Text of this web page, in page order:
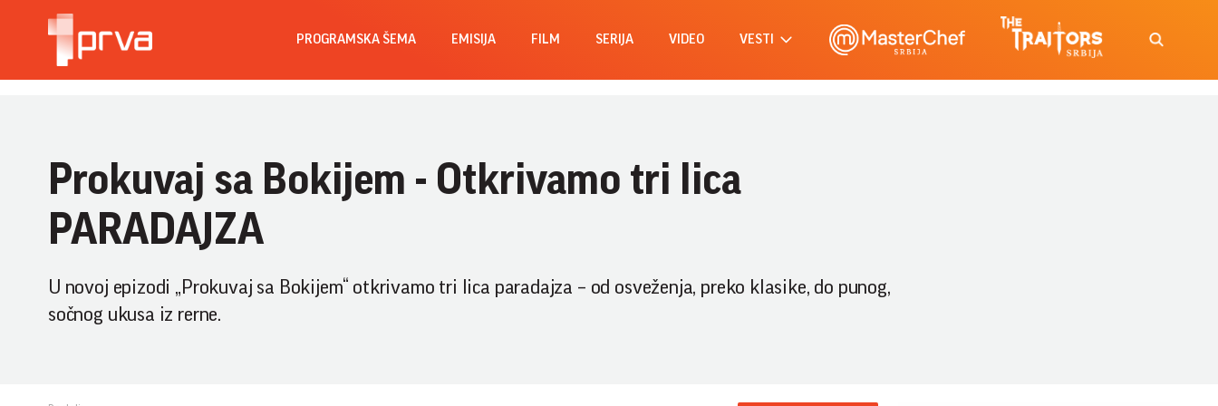
PROGRAMSKA ŠEMA EMISIJA FILM SERIJA VIDEO VESTI
Prokuvaj sa Bokijem - Otkrivamo tri lica
PARADAJZA
U novoj epizodi „Prokuvaj sa Bokijem“ otkrivamo tri lica paradajza – od osveženja, preko klasike, do punog,
sočnog ukusa iz rerne.